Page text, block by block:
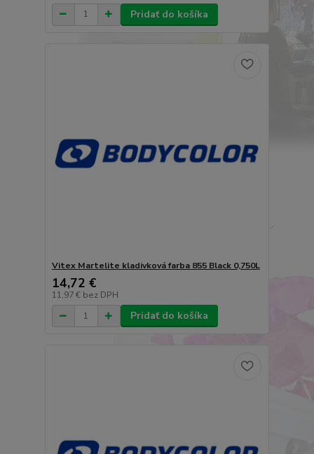
Pridať do košíka
Vitex Martelite kladivková farba 855 Black 0,750L
14,72 €
11,97 € bez DPH
Pridať do košíka